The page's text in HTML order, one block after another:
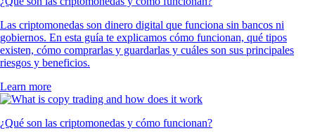
Las criptomonedas son dinero digital que funciona sin bancos ni
gobiernos. En esta guía te explicamos cómo funcionan, qué tipos
existen, cómo comprarlas y guardarlas y cuáles son sus principales
riesgos y beneficios.
Learn more
¿Qué son las criptomonedas y cómo funcionan?